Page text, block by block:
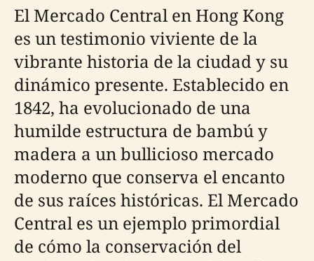
El Mercado Central en Hong Kong
es un testimonio viviente de la
vibrante historia de la ciudad y su
dinámico presente. Establecido en
1842, ha evolucionado de una
humilde estructura de bambú y
madera a un bullicioso mercado
moderno que conserva el encanto
de sus raíces históricas. El Mercado
Central es un ejemplo primordial
de cómo la conservación del